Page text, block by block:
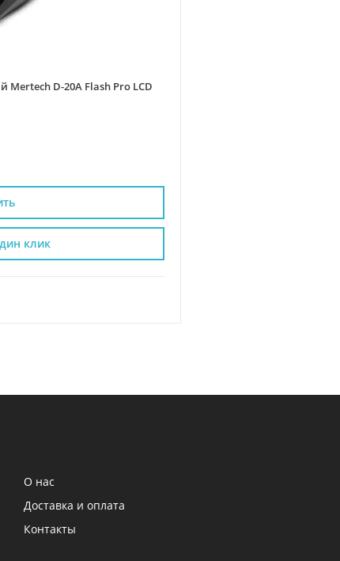
Mertech D-20A Flash Pro LCD
клик
О нас
Доставка и оплата
Контакты